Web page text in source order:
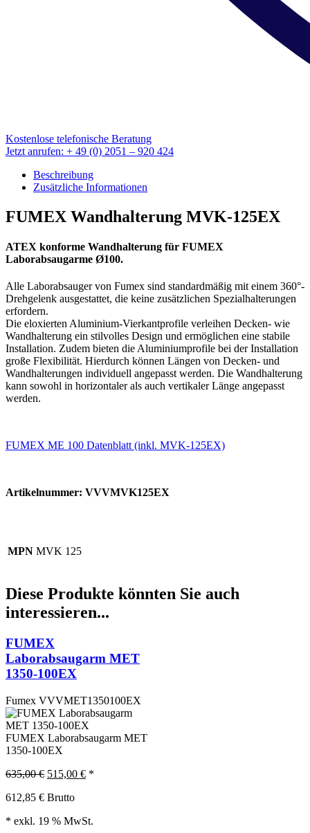
Kostenlose telefonische Beratung
Jetzt anrufen: + 49 (0) 2051 – 920 424
Beschreibung
Zusätzliche Informationen
FUMEX Wandhalterung MVK-125EX
ATEX konforme Wandhalterung für FUMEX
Laborabsaugarme Ø100.
Alle Laborabsauger von Fumex sind standardmäßig mit einem 360°-
Drehgelenk ausgestattet, die keine zusätzlichen Spezialhalterungen
erfordern.
Die eloxierten Aluminium-Vierkantprofile verleihen Decken- wie
Wandhalterung ein stilvolles Design und ermöglichen eine stabile
Installation. Zudem bieten die Aluminiumprofile bei der Installation
große Flexibilität. Hierdurch können Längen von Decken- und
Wandhalterungen individuell angepasst werden. Die Wandhalterung
kann sowohl in horizontaler als auch vertikaler Länge angepasst
werden.
FUMEX ME 100 Datenblatt (inkl. MVK-125EX)
Artikelnummer: VVVMVK125EX
MPN MVK 125
Diese Produkte könnten Sie auch
interessieren...
FUMEX
Laborabsaugarm MET
1350-100EX
Fumex VVVMET1350100EX
FUMEX Laborabsaugarm MET
1350-100EX
635,00€ 515,00 € *
612,85 € Brutto
* exkl. 19 % MwSt.